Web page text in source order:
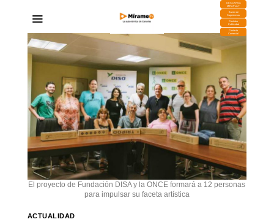
DESCARGA
MIRAPLAY
Buzón de
Sugerencias
Contratar
Publicidad
Contacto
Comercial
El proyecto de Fundación DISA y la ONCE formará a 12 personas
para impulsar su faceta artística
ACTUALIDAD